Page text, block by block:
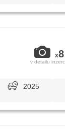
x8
v detailu
2025